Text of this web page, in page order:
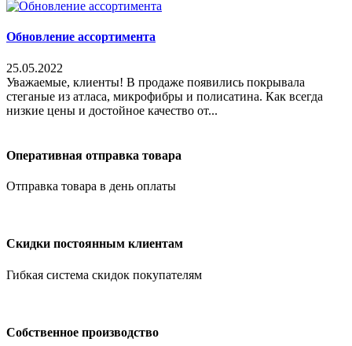
Обновление ассортимента
25.05.2022
Уважаемые, клиенты! В продаже появились покрывала
стеганые из атласа, микрофибры и полисатина. Как всегда
низкие цены и достойное качество от...
Оперативная отправка товара
Отправка товара в день оплаты
Скидки постоянным клиентам
Гибкая система скидок покупателям
Собственное производство